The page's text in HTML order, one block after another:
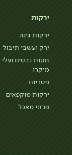
ירקות
ירקות גינה
ירק ועשבי תיבול
חסות נבטים ועלי
מיקרו
פטריות
ירקות מוקפאים
פרחי מאכל